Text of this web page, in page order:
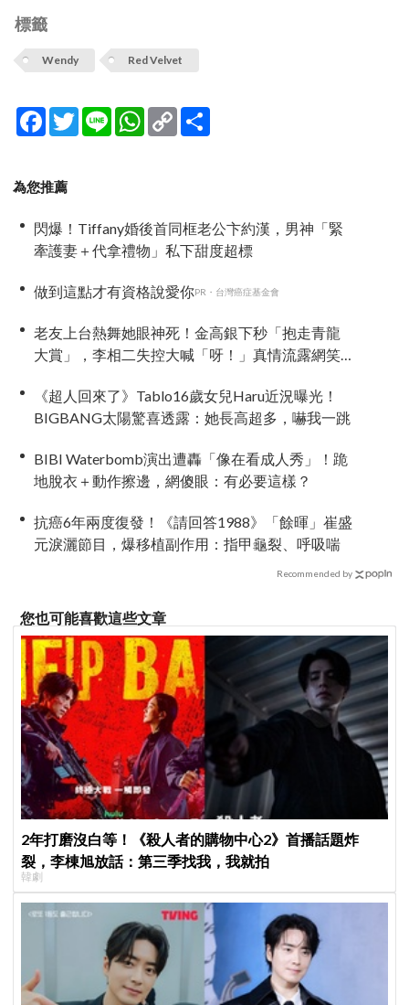
標籤
Wendy Red Velvet
Facebook
TwitterLine WhatsApp
Copy
Link
為您推薦
閃爆！Tiffany婚後首同框老公卞約漢，男神「緊
牽護妻＋代拿禮物」私下甜度超標
做到這點才有資格說愛你PR・台灣癌症基金會
老友上台熱舞她眼神死！金高銀下秒「抱走青龍
大賞」，李相二失控大喊「呀！」真情流露網笑
《超人回來了》Tablo16歲女兒Haru近況曝光！
BIGBANG太陽驚喜透露：她長高超多，嚇我一跳
BIBI Waterbomb演出遭轟「像在看成人秀」！跪
地脫衣＋動作擦邊，網傻眼：有必要這樣？
抗癌6年兩度復發！《請回答1988》「餘暉」崔盛
元淚灑節目，爆移植副作用：指甲龜裂、呼吸喘
Recommended by
您也可能喜歡這些文章
2年打磨沒白等！《殺人者的購物中心2》首播話題炸
裂，李棟旭放話：第三季找我，我就拍
韓劇